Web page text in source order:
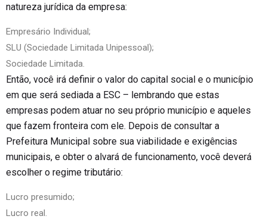
natureza jurídica da empresa:
Empresário Individual;
SLU (Sociedade Limitada Unipessoal);
Sociedade Limitada.
Então, você irá definir o valor do capital social e o município
em que será sediada a ESC – lembrando que estas
empresas podem atuar no seu próprio município e aqueles
que fazem fronteira com ele. Depois de consultar a
Prefeitura Municipal sobre sua viabilidade e exigências
municipais, e obter o alvará de funcionamento, você deverá
escolher o regime tributário:
Lucro presumido;
Lucro real.